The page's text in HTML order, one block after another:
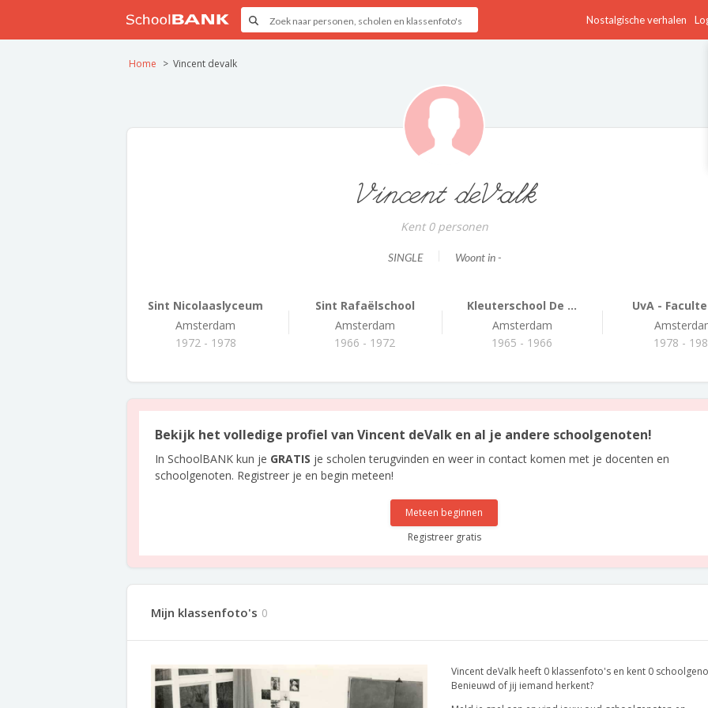
Nostalgische verhalen
Home Vincent devalk
Vincent deValk
Kent 0 personen
SINGLE Woont in -
Sint Nicolaaslyceum
Amsterdam
1972 - 1978
Sint Rafaëlschool
Amsterdam
1966 - 1972
Kleuterschool De ...
Amsterdam
1965 - 1966
UvA -
1978 -
Bekijk het volledige profiel van Vincent deValk en al je andere schoolgenoten!
In SchoolBANK kun je GRATIS je scholen terugvinden en weer in contact komen met je docenten en
schoolgenoten. Registreer je en begin meteen!
Meteen beginnen
Registreer gratis
Mijn klassenfoto's 0
Vincent deValk heeft 0 klassenfoto's en kent 0
Benieuwd of jij iemand herkent?